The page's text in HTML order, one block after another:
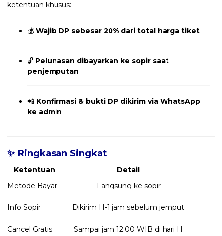
ketentuan khusus:
💰 Wajib DP sebesar 20% dari total harga tiket
🔓 Pelunasan dibayarkan ke sopir saat
penjemputan
📲 Konfirmasi & bukti DP dikirim via WhatsApp
ke admin
✨ Ringkasan Singkat
Ketentuan
Detail
Metode Bayar
Langsung ke sopir
Info Sopir Dikirim H-1 jam sebelum jemput
Cancel Gratis Sampai jam 12.00 WIB di hari H